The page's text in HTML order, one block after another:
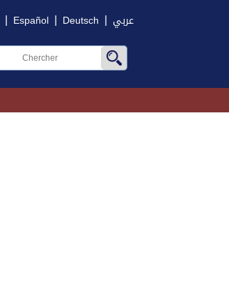
| Español | Deutsch | عربي